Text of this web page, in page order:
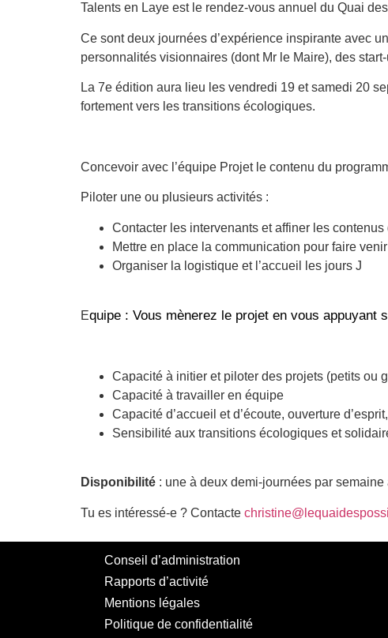
Talents en Laye est le rendez-vous annuel du Quai
Ce sont deux journées d’expérience inspirante avec
personnalités visionnaires (dont Mr le Maire), des
La 7e édition aura lieu les vendredi 19 et samedi 20
fortement vers les transitions écologiques.
Concevoir avec l’équipe Projet le contenu du
Piloter une ou plusieurs activités :
Contacter les intervenants et affiner les
Mettre en place la communication pour faire
Organiser la logistique et l’accueil les jours J
Equipe : Vous mènerez le projet en vous
Capacité à initier et piloter des projets (petits ou
Capacité à travailler en équipe
Capacité d’accueil et d’écoute, ouverture
Sensibilité aux transitions écologiques et
Disponibilité : une à deux demi-journées par semaine
Tu es intéressé-e ? Contacte
Conseil d’administration
Rapports d’activité
Mentions légales
Politique de confidentialité